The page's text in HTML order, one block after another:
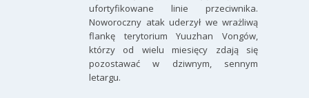
ufortyfikowane linie przeciwnika.
Noworoczny atak uderzył we wrażliwą
flankę terytorium Yuuzhan Vongów,
którzy od wielu miesięcy zdają się
pozostawać w dziwnym, sennym
letargu.